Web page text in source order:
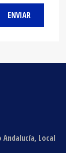
ENVIAR
Andalucía, Local